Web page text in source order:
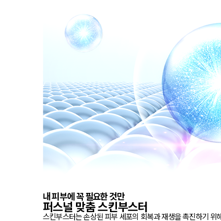
내 피부에 꼭 필요한 것만
퍼스널 맞춤스킨부스터
스킨부스터는 손상된 피부 세포의 회복과 재생을 촉진하기 위